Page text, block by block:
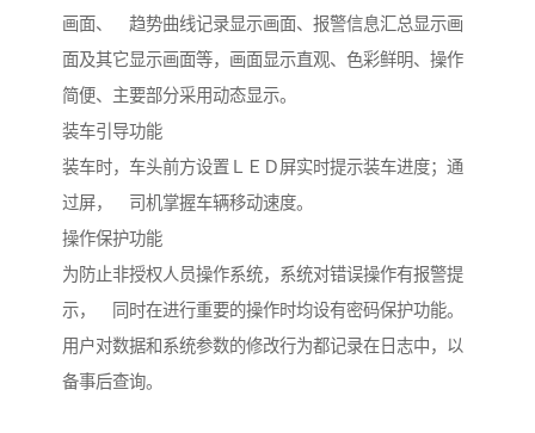
画面、 趋势曲线记录显示画面、报警信息汇总显示画
面及其它显示画面等，画面显示直观、色彩鲜明、操作
简便、主要部分采用动态显示。
装车引导功能
装车时，车头前方设置ＬＥＤ屏实时提示装车进度；通
过屏， 司机掌握车辆移动速度。
操作保护功能
为防止非授权人员操作系统，系统对错误操作有报警提
示， 同时在进行重要的操作时均设有密码保护功能。
用户对数据和系统参数的修改行为都记录在日志中，以
备事后查询。